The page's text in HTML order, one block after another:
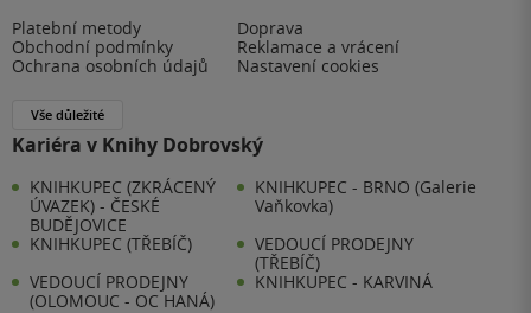
Platební metody
Doprava
Obchodní podmínky
Reklamace a vrácení
Ochrana osobních údajů
Nastavení cookies
Vše důležité
Kariéra v Knihy Dobrovský
KNIHKUPEC (ZKRÁCENÝ
ÚVAZEK) - ČESKÉ
BUDĚJOVICE
KNIHKUPEC - BRNO (Galerie
Vaňkovka)
KNIHKUPEC (TŘEBÍČ)
VEDOUCÍ PRODEJNY
(TŘEBÍČ)
VEDOUCÍ PRODEJNY
(OLOMOUC - OC HANÁ)
KNIHKUPEC - KARVINÁ